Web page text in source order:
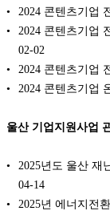
2024 콘텐츠기업
2024 콘텐츠기업
02-02
2024 콘텐츠기업
2024 콘텐츠기업
울산 기업지원사업
2025년도 울산 재
04-14
2025년 에너지전